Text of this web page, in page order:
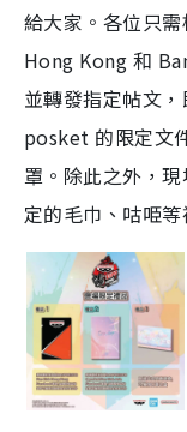
給大家。各位只
Hong Kong 和
並轉發指定帖文
posket 的限定文
罩。除此之外，
定的毛巾、咕𠱸